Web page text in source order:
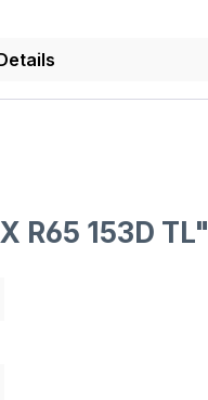
R65 153D TL"